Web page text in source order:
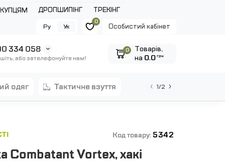
ДРОПШИПІНГ
ТРЕКІНГ
Особистий кабінет
0
Ру Ук
334 058
або зателефонуйте нам!
0
Tоварів,
на 0.0грн
одяг тактичне взуття 1/2
Код товару: 5342
Combatant Vortex, хакі